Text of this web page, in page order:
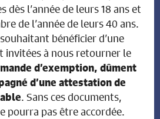
dès l’année de leurs 18 ans et
de l’année de leurs 40 ans.
bénéficier d’une
invitées à nous retourner le
d’exemption, dûment
d’une attestation de
. Sans ces documents,
pourra pas être accordée.